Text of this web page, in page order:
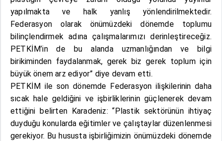
yapılmakta ve halk yanlış yönlendirilmektedir.
Federasyon olarak önümüzdeki dönemde toplumu
bilinçlendirmek adına çalışmalarımızı derinleştireceğiz.
PETKİM’in de bu alanda uzmanlığından ve bilgi
birikiminden faydalanmak, gerek biz gerek toplum için
büyük önem arz ediyor” diye devam etti.
PETKİM ile son dönemde Federasyon ilişkilerinin daha
sıcak hale geldiğini ve işbirliklerinin güçlenerek devam
ettiğini belirten Karadeniz: “Plastik sektörünün ihtiyaç
duyduğu konularda eğitimler ve çalıştaylar düzenlenmesi
gerekiyor. Bu hususta işbirliğimizin önümüzdeki dönemde